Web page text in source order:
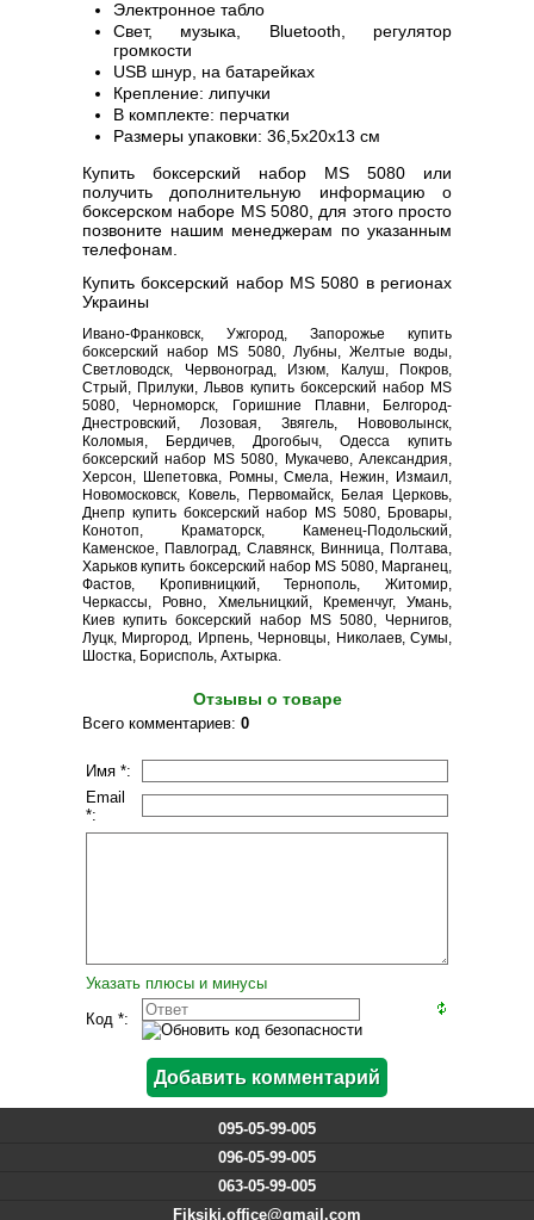
Электронное табло
Свет, музыка, Bluetooth, регулятор
громкости
USB шнур, на батарейках
Крепление: липучки
В комплекте: перчатки
Размеры упаковки: 36,5х20х13 см
Купить боксерский набор MS 5080 или
получить дополнительную информацию о
боксерском наборе MS 5080, для этого просто
позвоните нашим менеджерам по указанным
телефонам.
Купить боксерский набор MS 5080 в регионах
Украины
Ивано-Франковск, Ужгород, Запорожье купить
боксерский набор MS 5080, Лубны, Желтые воды,
Светловодск, Червоноград, Изюм, Калуш, Покров,
Стрый, Прилуки, Львов купить боксерский набор MS
5080, Черноморск, Горишние Плавни, Белгород-
Днестровский, Лозовая, Звягель, Нововолынск,
Коломыя, Бердичев, Дрогобыч, Одесса купить
боксерский набор MS 5080, Мукачево, Александрия,
Херсон, Шепетовка, Ромны, Смела, Нежин, Измаил,
Новомосковск, Ковель, Первомайск, Белая Церковь,
Днепр купить боксерский набор MS 5080, Бровары,
Конотоп, Краматорск, Каменец-Подольский,
Каменское, Павлоград, Славянск, Винница, Полтава,
Харьков купить боксерский набор MS 5080, Марганец,
Фастов, Кропивницкий, Тернополь, Житомир,
Черкассы, Ровно, Хмельницкий, Кременчуг, Умань,
Киев купить боксерский набор MS 5080, Чернигов,
Луцк, Миргород, Ирпень, Черновцы, Николаев, Сумы,
Шостка, Борисполь, Ахтырка.
Отзывы о товаре
Всего комментариев: 0
Имя *:
Email
*:
Указать плюсы и минусы
Код *:
095-05-99-005
096-05-99-005
063-05-99-005
Fiksiki.office@gmail.com